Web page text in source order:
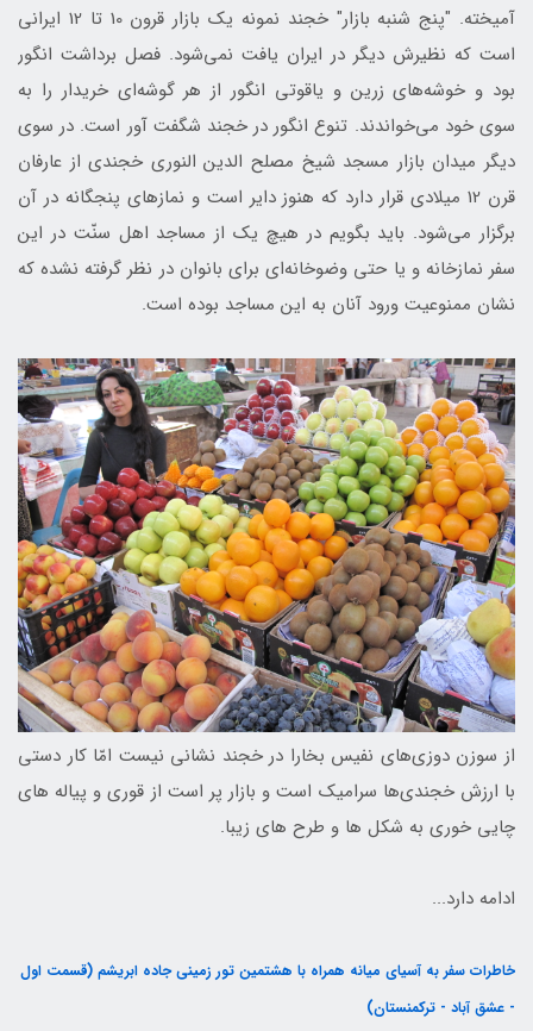
آمیخته. "پنج شنبه بازار" خجند نمونه یک بازار قرون 10 تا 12 ایرانی
است که نظیرش دیگر در ایران یافت نمی‌شود. فصل برداشت انگور
بود و خوشه‌های زرین و یاقوتی انگور از هر گوشه‌ای خریدار را به
سوی خود می‌خواندند. تنوع انگور در خجند شگفت آور است. در سوی
دیگر میدان بازار مسجد شیخ مصلح الدین النوری خجندی از عارفان
قرن 12 میلادی قرار دارد که هنوز دایر است و نمازهای پنجگانه در آن
برگزار می‌شود. باید بگویم در هیچ یک از مساجد اهل سنّت در این
سفر نمازخانه و یا حتی وضوخانه‌ای برای بانوان در نظر گرفته نشده که
نشان ممنوعیت ورود آنان به این مساجد بوده است.
از سوزن دوزی‌های نفیس بخارا در خجند نشانی نیست امّا کار دستی
با ارزش خجندی‌ها سرامیک است و بازار پر است از قوری و پیاله های
چایی خوری به شکل ها و طرح های زیبا.
ادامه دارد...
خاطرات سفر به آسیای میانه همراه با هشتمین تور زمینی جاده ابریشم (قسمت اول
- عشق آباد - ترکمنستان)